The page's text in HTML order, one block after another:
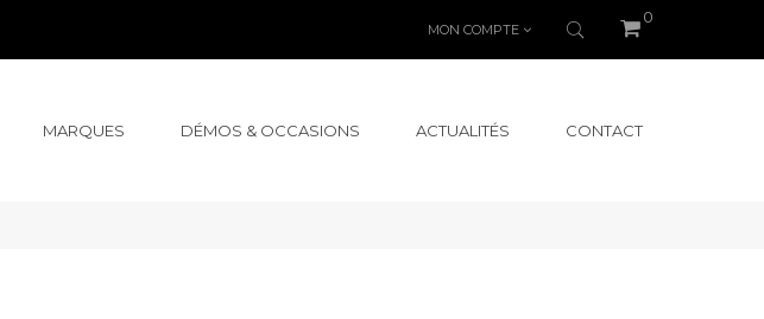
MON COMPTE
0
MARQUES DÉMOS & OCCASIONS ACTUALITÉS CONTACT